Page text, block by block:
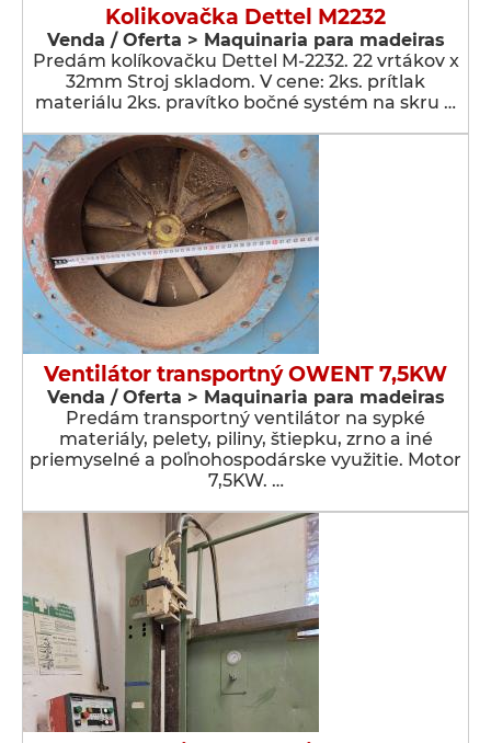
Kolikovačka Dettel M2232
Venda / Oferta > Maquinaria para madeiras
Predám kolíkovačku Dettel M-2232. 22 vrtákov x
32mm Stroj skladom. V cene: 2ks. prítlak
materiálu 2ks. pravítko bočné systém na skru …
Ventilátor transportný OWENT 7,5KW
Venda / Oferta > Maquinaria para madeiras
Predám transportný ventilátor na sypké
materiály, pelety, piliny, štiepku, zrno a iné
priemyselné a poľnohospodárske využitie. Motor
7,5KW. …